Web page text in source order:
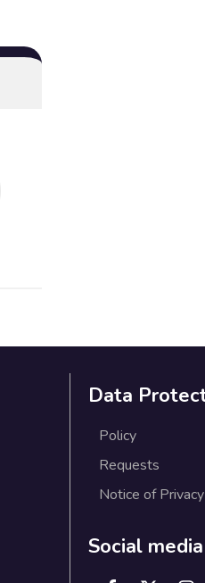
Data
Policy
Requests
Notice of Privacy
Social media